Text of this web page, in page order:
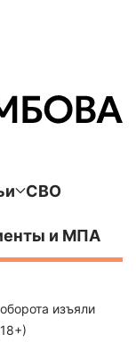
СВО
и МПА
изъяли